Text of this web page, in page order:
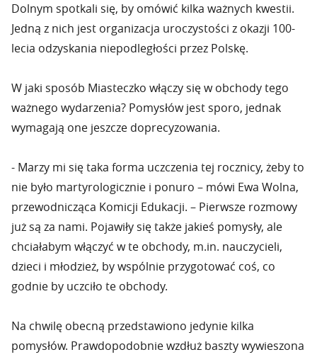
Dolnym spotkali się, by omówić kilka ważnych kwestii.
Jedną z nich jest organizacja uroczystości z okazji 100-
lecia odzyskania niepodległości przez Polskę.
W jaki sposób Miasteczko włączy się w obchody tego
ważnego wydarzenia? Pomysłów jest sporo, jednak
wymagają one jeszcze doprecyzowania.
- Marzy mi się taka forma uczczenia tej rocznicy, żeby to
nie było martyrologicznie i ponuro – mówi Ewa Wolna,
przewodnicząca Komicji Edukacji. – Pierwsze rozmowy
już są za nami. Pojawiły się także jakieś pomysły, ale
chciałabym włączyć w te obchody, m.in. nauczycieli,
dzieci i młodzież, by wspólnie przygotować coś, co
godnie by uczciło te obchody.
Na chwilę obecną przedstawiono jedynie kilka
pomysłów. Prawdopodobnie wzdłuż baszty wywieszona